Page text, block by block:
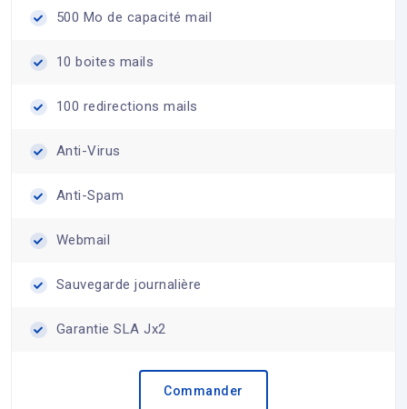
500 Mo de capacité mail
10 boites mails
100 redirections mails
Anti-Virus
Anti-Spam
Webmail
Sauvegarde journalière
Garantie SLA Jx2
Commander